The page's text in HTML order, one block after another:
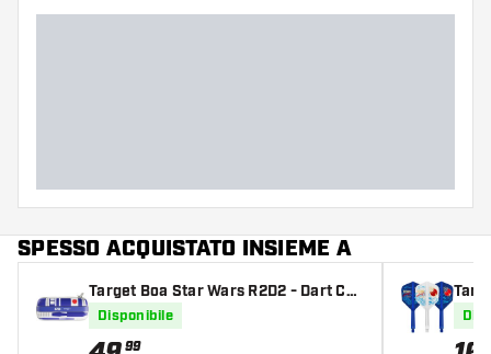
SPESSO ACQUISTATO INSIEME A
Target Boa Star Wars R2D2 - Dart Cas
Disponibile
99
su